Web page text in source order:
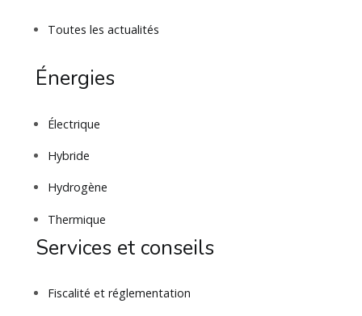
Toutes les actualités
Énergies
Électrique
Hybride
Hydrogène
Thermique
Services et conseils
Fiscalité et réglementation